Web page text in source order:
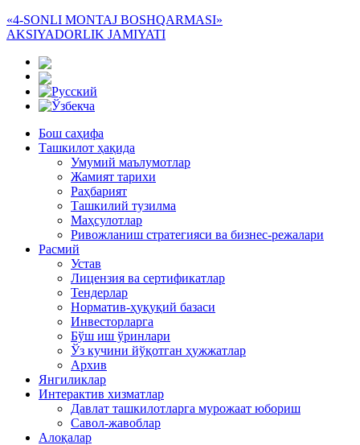
«4-SONLI MONTAJ BOSHQARMASI»
AKSIYADORLIK JAMIYATI
Бош саҳифа
Ташкилот ҳақида
Умумий маълумотлар
Жамият тарихи
Раҳбарият
Ташкилий тузилма
Маҳсулотлар
Ривожланиш стратегияси ва бизнес-режалари
Расмий
Устав
Лицензия ва сертификатлар
Тендерлар
Норматив-ҳуқуқий базаси
Инвесторларга
Бўш иш ўринлари
Ўз кучини йўқотган ҳужжатлар
Архив
Янгиликлар
Интерактив хизматлар
Давлат ташкилотларга мурожаат юбориш
Савол-жавоблар
Алоқалар